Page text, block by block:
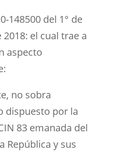
148500 del 1° de
el cual trae a
aspecto
no sobra
dispuesto por la
83 emanada del
República y sus